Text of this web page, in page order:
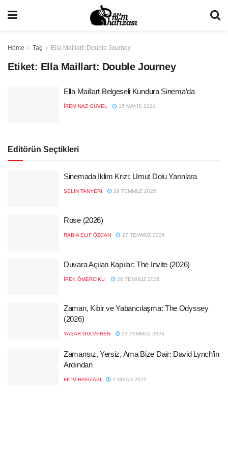
Home Tag Ella Maillart: Double Journey
Etiket: Ella Maillart: Double Journey
Ella Maillart Belgeseli Kundura Sinema’da
İREM NAZ GÜVEL 15 MAYIS 2021
Editörün Seçtikleri
Sinemada İklim Krizi: Umut Dolu Yarınlara
SELIN TANYERI 29 TEMMUZ 2026
Rose (2026)
RABIA ELIF ÖZCAN 27 TEMMUZ 2026
Duvara Açılan Kapılar: The Invite (2026)
İPEK ÖMERCIKLI 26 TEMMUZ 2026
Zaman, Kibir ve Yabancılaşma: The Odyssey
(2026)
YAŞAR GÜLVEREN 23 TEMMUZ 2026
Zamansız, Yersiz, Ama Bize Dair: David Lynch’in
Ardından
FIL'M HAFIZASI 2 NISAN 2025